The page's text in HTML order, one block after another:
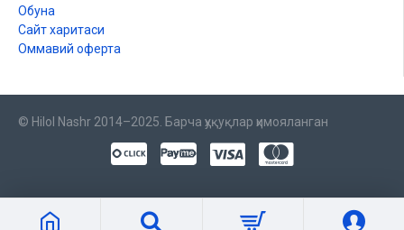
Обуна
Сайт харитаси
Оммавий оферта
© Hilol Nashr 2014–2025. Барча ҳуқуқлар ҳимояланган